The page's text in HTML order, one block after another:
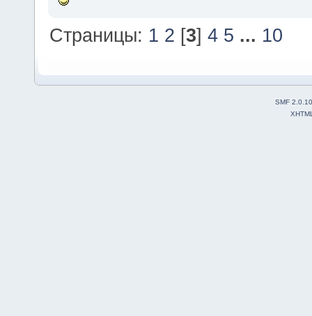
Страницы: 1 2 [3]4 5 ... 10
SMF 2.0.10